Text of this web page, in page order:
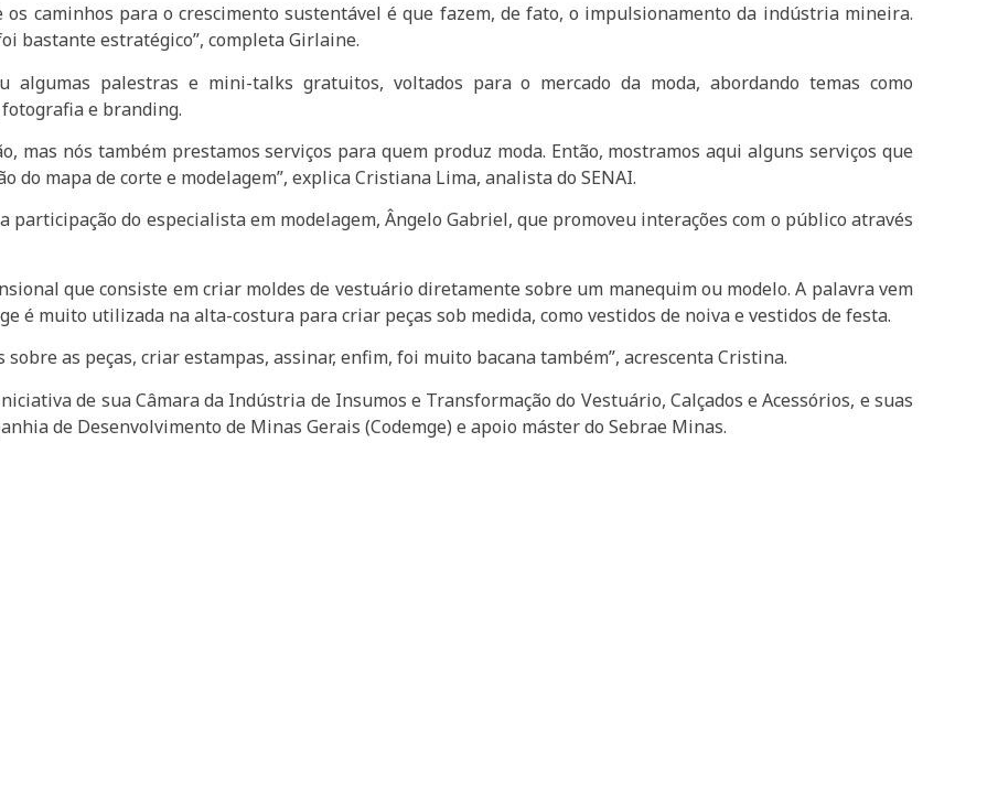
os caminhos para o crescimento sustentável é que fazem, de fato, o impulsionamento da indústria mineira.
bastante estratégico”, completa Girlaine.
algumas palestras e mini-talks gratuitos, voltados para o mercado da moda, abordando temas como
e branding.
mas nós também prestamos serviços para quem produz moda. Então, mostramos aqui alguns serviços que
do mapa de corte e modelagem”, explica Cristiana Lima, analista do SENAI.
participação do especialista em modelagem, Ângelo Gabriel, que promoveu interações com o público através
que consiste em criar moldes de vestuário diretamente sobre um manequim ou modelo. A palavra vem
é muito utilizada na alta-costura para criar peças sob medida, como vestidos de noiva e vestidos de festa.
as peças, criar estampas, assinar, enfim, foi muito bacana também”, acrescenta Cristina.
de sua Câmara da Indústria de Insumos e Transformação do Vestuário, Calçados e Acessórios, e suas
de Desenvolvimento de Minas Gerais (Codemge) e apoio máster do Sebrae Minas.